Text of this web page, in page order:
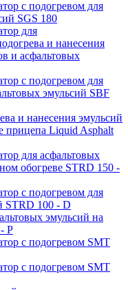
с подогревом для
SGS 180
для
и нанесения
и асфальтовых
с подогревом для
эмульсий SBF
и нанесения эмульсий
прицепа Liquid Asphalt
для асфальтовых
обогреве STRD 150 -
с подогревом для
STRD 100 - D
эмульсий на
P
с подогревом SMT
с подогревом SMT